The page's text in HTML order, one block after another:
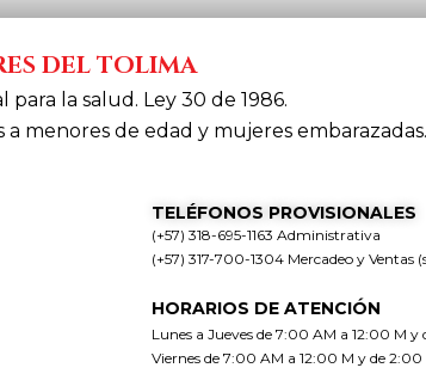
DEL TOLIMA
la salud. Ley 30 de 1986.
menores de edad y mujeres embarazadas.
TELÉFONOS PROVISIONALES
(+57) 318-695-1163 Administrativa
(+57) 317-700-1304 Mercadeo y Ventas
HORARIOS DE ATENCIÓN
Lunes a Jueves de 7:00 AM a 12:00 M
Viernes de 7:00 AM a 12:00 M y de